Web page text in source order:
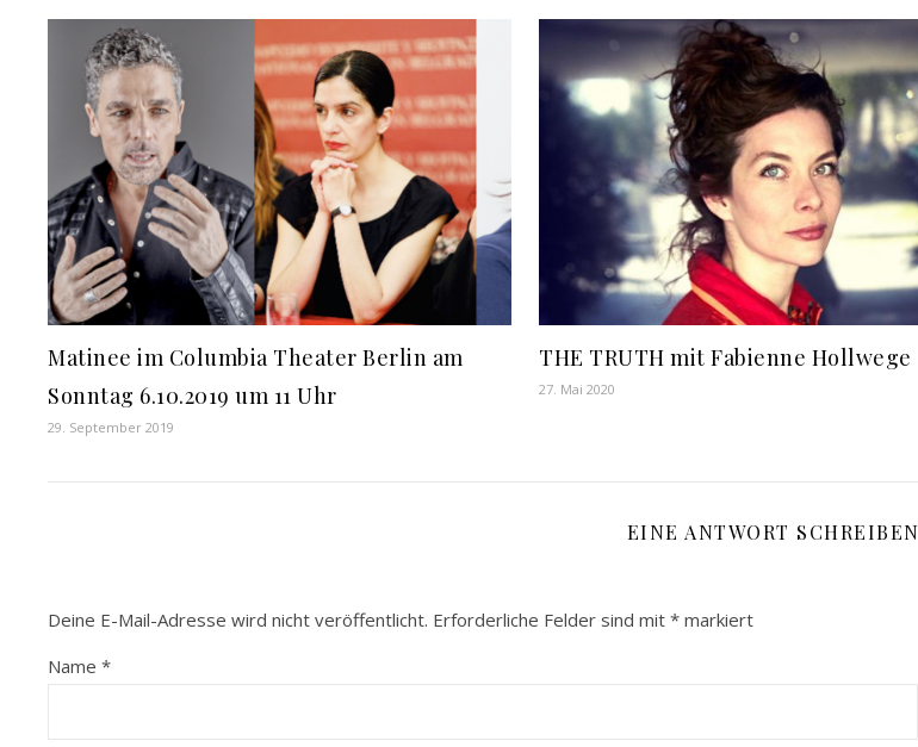
Matinee im Columbia Theater Berlin am
Sonntag 6.10.2019 um 11 Uhr
29. September 2019
THE TRUTH mit Fabienne Hollwege
27. Mai 2020
EINE ANTWORT SCHREIBEN
Deine E-Mail-Adresse wird nicht veröffentlicht. Erforderliche Felder sind mit * markiert
Name *